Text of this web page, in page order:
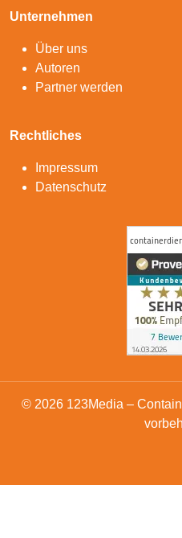
Unternehmen
Über uns
Autoren
Partner werden
Rechtliches
Impressum
Datenschutz
© 2026 123Media –